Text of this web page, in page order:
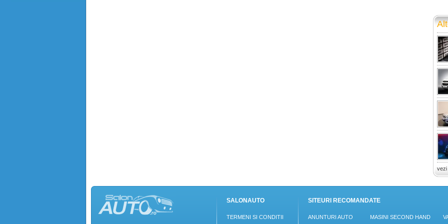
vezi
SALONAUTO
TERMENI SI CONDITII
SITEURI RECOMANDATE
ANUNTURI AUTO MASINI SECOND HAND